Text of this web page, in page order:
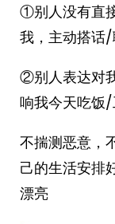
①别人没有直
我，主动搭
②别人表达对
响我今天吃
不揣测恶意，
己的生活安排
漂亮 ​​​